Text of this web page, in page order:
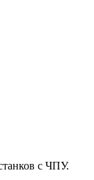
с ЧПУ.